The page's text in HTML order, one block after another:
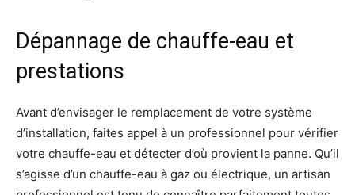
Dépannage de chauffe-eau et
prestations
Avant d’envisager le remplacement de votre système
d’installation, faites appel à un professionnel pour vérifier
votre chauffe-eau et détecter d’où provient la panne. Qu’il
s’agisse d’un chauffe-eau à gaz ou électrique, un artisan